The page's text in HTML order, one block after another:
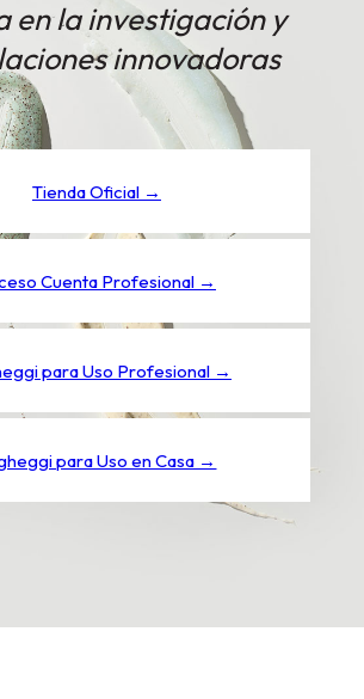
en la investigación y
innovadoras
Tienda Oficial →
Cuenta Profesional →
para Uso Profesional →
para Uso en Casa →